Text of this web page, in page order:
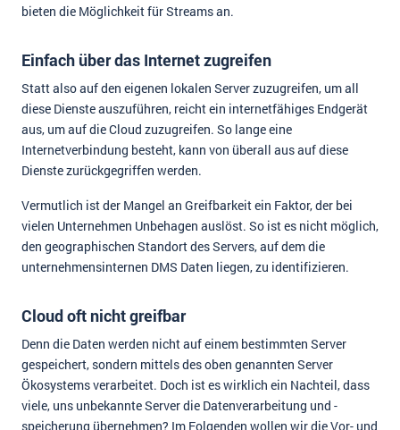
bieten die Möglichkeit für Streams an.
Einfach über das Internet zugreifen
Statt also auf den eigenen lokalen Server zuzugreifen, um all
diese Dienste auszuführen, reicht ein internetfähiges Endgerät
aus, um auf die Cloud zuzugreifen. So lange eine
Internetverbindung besteht, kann von überall aus auf diese
Dienste zurückgegriffen werden.
Vermutlich ist der Mangel an Greifbarkeit ein Faktor, der bei
vielen Unternehmen Unbehagen auslöst. So ist es nicht möglich,
den geographischen Standort des Servers, auf dem die
unternehmensinternen DMS Daten liegen, zu identifizieren.
Cloud oft nicht greifbar
Denn die Daten werden nicht auf einem bestimmten Server
gespeichert, sondern mittels des oben genannten Server
Ökosystems verarbeitet. Doch ist es wirklich ein Nachteil, dass
viele, uns unbekannte Server die Datenverarbeitung und -
speicherung übernehmen? Im Folgenden wollen wir die Vor- und